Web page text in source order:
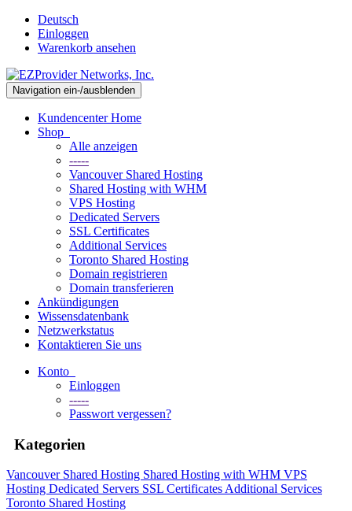
Deutsch
Einloggen
Warenkorb ansehen
Navigation ein-/ausblenden
Kundencenter Home
Shop
Alle anzeigen
-----
Vancouver Shared Hosting
Shared Hosting with WHM
VPS Hosting
Dedicated Servers
SSL Certificates
Additional Services
Toronto Shared Hosting
Domain registrieren
Domain transferieren
Ankündigungen
Wissensdatenbank
Netzwerkstatus
Kontaktieren Sie uns
Konto
Einloggen
-----
Passwort vergessen?
Kategorien
Vancouver Shared Hosting Shared Hosting with WHM VPS
Hosting Dedicated Servers SSL CertificatesAdditional Services
Toronto Shared Hosting